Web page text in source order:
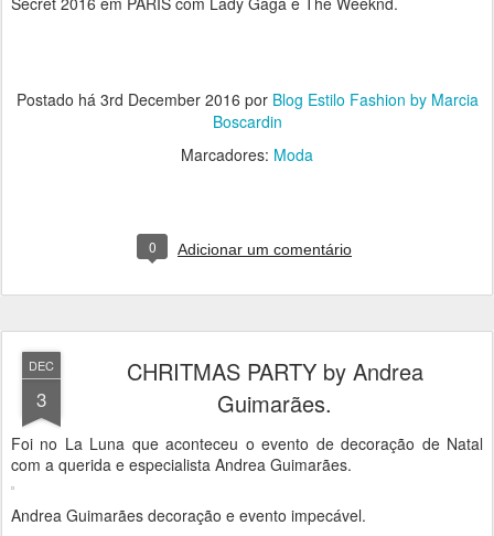
Postado há 3rd December 2016 por Blog Estilo Fashion by Marcia
Boscardin
Marcadores: Moda
0 Adicionar um comentário
DEC
3
CHRITMAS PARTY by Andrea
Guimarães.
Foi no La Luna que aconteceu o evento de decoração de Natal
com a querida e especialista Andrea Guimarães.
Andrea Guimarães decoração e evento impecável.